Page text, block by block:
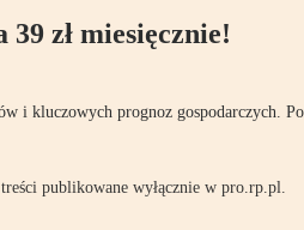
zł miesięcznie!
i kluczowych prognoz gospodarczych.
publikowane wyłącznie w pro.rp.pl.